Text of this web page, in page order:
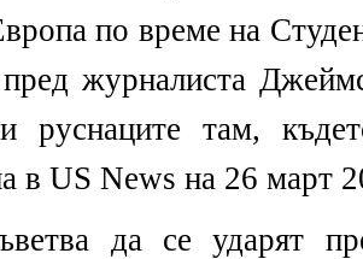
по време на
журналиста
там,
в US News на 26 март
да се ударят